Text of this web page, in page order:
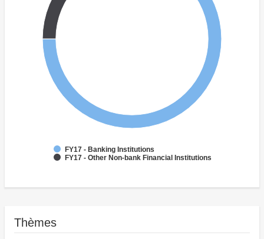
FY17 - Banking Institutions
FY17 - Other Non-bank Financial Institutions
Thèmes